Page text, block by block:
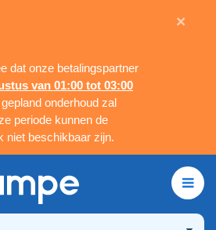
dat onze betalingspartner
van 01:00 tot 03:00
gepland onderhoud zal
periode kunnen de
niet beschikbaar zijn.
×